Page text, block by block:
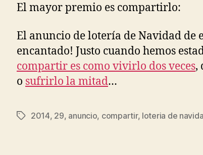
El mayor premio es compartirlo:
El anuncio de lotería de Navidad de
encantado! Justo cuando hemos
compartir es como vivirlo dos veces,
o sufrirlo la mitad…
Etiquetas
2014, 29, anuncio, compartir, loteria de